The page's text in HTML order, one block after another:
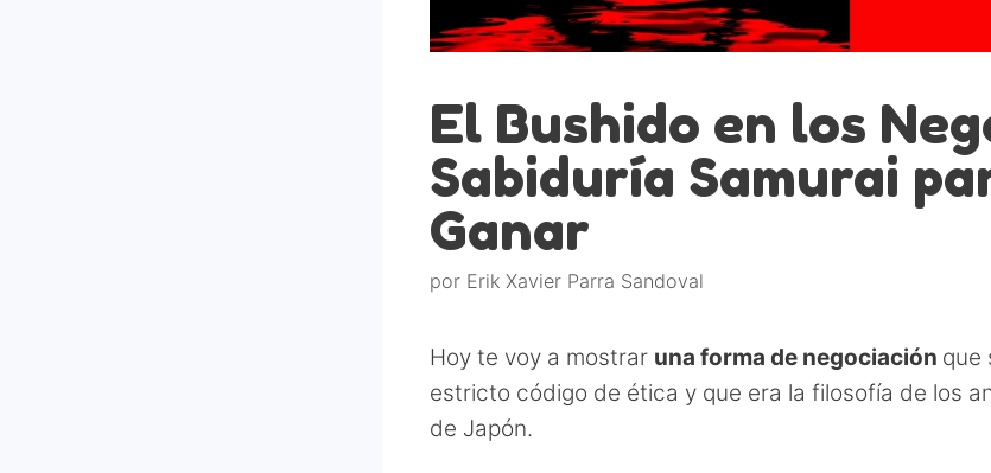
El Bushido en los
Sabiduría Samurai
Ganar
por Erik Xavier Parra Sandoval
Hoy te voy a mostrar una forma de negociación que
estricto código de ética y que era la filosofía de los
de Japón.